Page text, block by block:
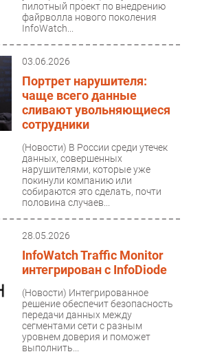
пилотный проект по внедрению
файрволла нового поколения
InfoWatch...
03.06.2026
Портрет нарушителя:
чаще всего данные
сливают увольняющиеся
сотрудники
(Новости) В России среди утечек
данных, совершенных
нарушителями, которые уже
покинули компанию или
собираются это сделать, почти
половина случаев...
28.05.2026
InfoWatch Traffic Monitor
интегрирован с InfoDiode
(Новости) Интегрированное
решение обеспечит безопасность
передачи данных между
сегментами сети с разным
уровнем доверия и поможет
выполнить...